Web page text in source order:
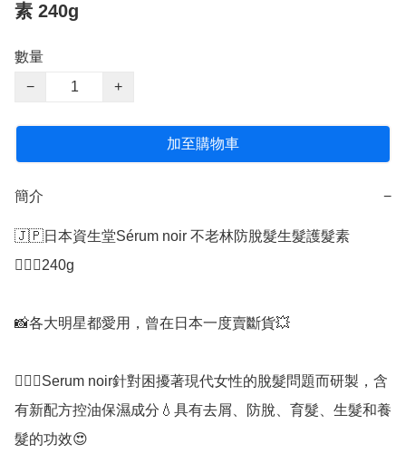
素 240g
數量
−
+
加至購物車
簡介 −
🇯🇵日本資生堂Sérum noir 不老林防脫髮生髮護髮素
💇🏻‍♀️240g
📸各大明星都愛用，曾在日本一度賣斷貨💥
💁🏻‍♀️Serum noir針對困擾著現代女性的脫髮問題而研製，含
有新配方控油保濕成分💧具有去屑、防脫、育髮、生髮和養
髮的功效😍